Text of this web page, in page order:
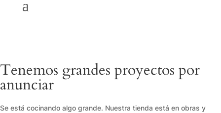
Tenemos grandes proyectos por
anunciar
Se está cocinando algo grande. Nuestra tienda está en obras y